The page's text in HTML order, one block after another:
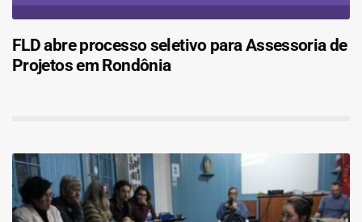
FLD abre processo seletivo para Assessoria de
Projetos em Rondônia